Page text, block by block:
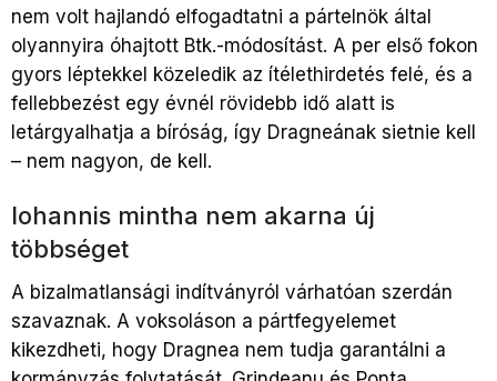
nem volt hajlandó elfogadtatni a pártelnök által
olyannyira óhajtott Btk.-módosítást. A per első fokon
gyors léptekkel közeledik az ítélethirdetés felé, és a
fellebbezést egy évnél rövidebb idő alatt is
letárgyalhatja a bíróság, így Dragneának sietnie kell
– nem nagyon, de kell.
Iohannis mintha nem akarna új
többséget
A bizalmatlansági indítványról várhatóan szerdán
szavaznak. A voksoláson a pártfegyelemet
kikezdheti, hogy Dragnea nem tudja garantálni a